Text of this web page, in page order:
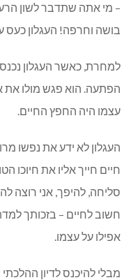
– מי אתה שתדבר לשון
בושה וחרפה! העגלון כעס
למחרת, כאשר העגלון
הפתעה. הוא פגש מולו את
עצמו היה החפץ החיים.
העגלון לא ידע את נפשו
חיים חייך אליו את חיוכו
סליחה, להיפך, אני רוצה
חשוב לחיים – בזכותך
אפילו על עצמו.
מבלי להיכנס לדיון